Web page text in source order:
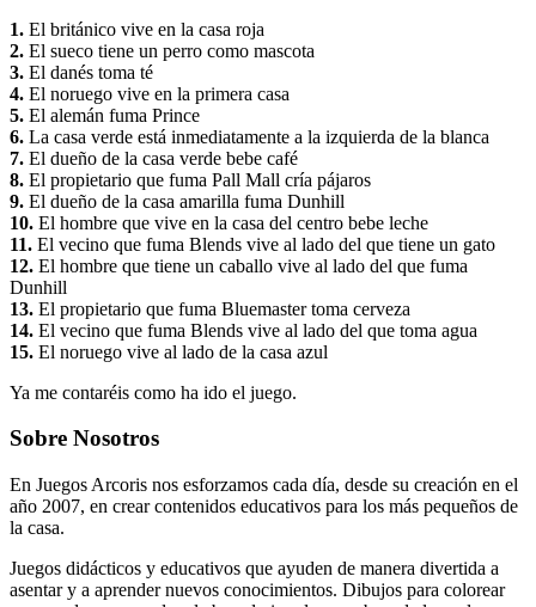
1. El británico vive en la casa roja
2. El sueco tiene un perro como mascota
3. El danés toma té
4. El noruego vive en la primera casa
5. El alemán fuma Prince
6. La casa verde está inmediatamente a la izquierda de la blanca
7. El dueño de la casa verde bebe café
8. El propietario que fuma Pall Mall cría pájaros
9. El dueño de la casa amarilla fuma Dunhill
10. El hombre que vive en la casa del centro bebe leche
11. El vecino que fuma Blends vive al lado del que tiene un gato
12. El hombre que tiene un caballo vive al lado del que fuma
Dunhill
13. El propietario que fuma Bluemaster toma cerveza
14. El vecino que fuma Blends vive al lado del que toma agua
15. El noruego vive al lado de la casa azul
Ya me contaréis como ha ido el juego.
Sobre Nosotros
En Juegos Arcoris nos esforzamos cada día, desde su creación en el
año 2007, en crear contenidos educativos para los más pequeños de
la casa.
Juegos didácticos y educativos que ayuden de manera divertida a
asentar y a aprender nuevos conocimientos. Dibujos para colorear